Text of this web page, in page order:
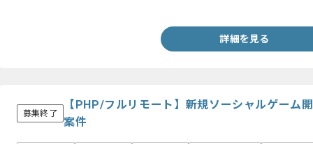
詳細を見る
募集終了
【PHP/フルリモート】新規ソーシャルゲーム
案件